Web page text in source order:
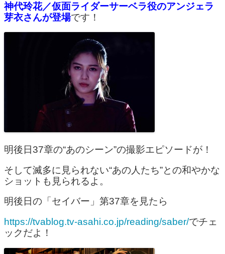
神代玲花／仮面ライダーサーベラ役のアンジェラ
芽衣さんが登場です！
明後日37章の“あのシーン”の撮影エピソードが！
そして滅多に見られない“あの人たち”との和やかな
ショットも見られるよ。
明後日の「セイバー」第37章を見たら
https://tvablog.tv-asahi.co.jp/reading/saber/でチェ
ックだよ！